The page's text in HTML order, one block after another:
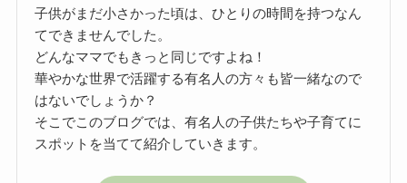
子供がまだ小さかった頃は、ひとりの時間を持つなん
てできませんでした。
どんなママでもきっと同じですよね！
華やかな世界で活躍する有名人の方々も皆一緒なので
はないでしょうか？
そこでこのブログでは、有名人の子供たちや子育てに
スポットを当てて紹介していきます。